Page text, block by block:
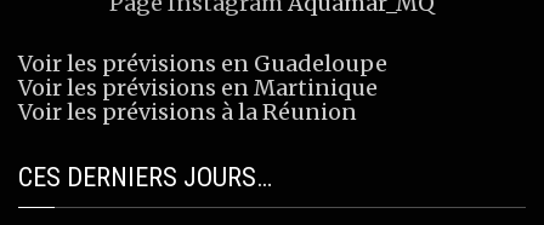
Voir les prévisions en Guadeloupe
Voir les prévisions en Martinique
Voir les prévisions à la Réunion
CES DERNIERS JOURS…